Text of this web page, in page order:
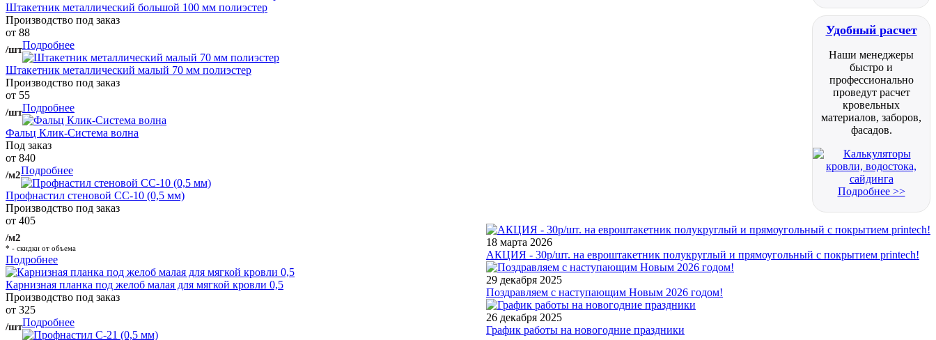
Штакетник металлический большой 100 мм полиэстер
Производство под заказ
от 88
/штПодробнее
Штакетник металлический малый 70 мм полиэстер
Производство под заказ
от 55
/штПодробнее
Фальц Клик-Система волна
Под заказ
от 840
/м2Подробнее
Профнастил стеновой СС-10 (0,5 мм)
Производство под заказ
от 405
/м2
* - скидки от объема
Подробнее
Карнизная планка под желоб малая для мягкой кровли 0,5
Производство под заказ
от 325
/штПодробнее
Удобный расчет
Наши менеджеры
быстро и
профессионально
проведут расчет
кровельных
материалов, заборов,
фасадов.
Подробнее >>
18 марта 2026
АКЦИЯ - 30р/шт. на евроштакетник полукруглый и прямоугольный с покрытием printech!
29 декабря 2025
Поздравляем с наступающим Новым 2026 годом!
26 декабря 2025
График работы на новогодние праздники